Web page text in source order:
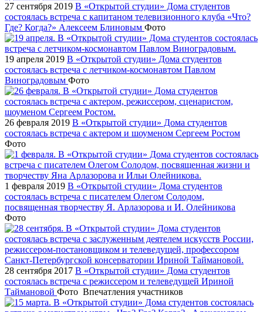
27 сентября 2019 В «Открытой студии» Дома студентов
состоялась встреча с капитаном телевизионного клуба «Что?
Где? Когда?» Алексеем Блиновым Фото
19 апреля 2019 В «Открытой студии» Дома студентов
состоялась встреча с летчиком-космонавтом Павлом
Виноградовым Фото
26 февраля 2019 В «Открытой студии» Дома студентов
состоялась встреча с актером и шоуменом Сергеем Ростом
Фото
1 февраля 2019 В «Открытой студии» Дома студентов
состоялась встреча с писателем Олегом Солодом,
посвященная творчеству Я. Арлазорова и И. Олейникова
Фото
28 сентября 2017 В «Открытой студии» Дома студентов
состоялась встреча с режиссером и телеведущей Ириной
Таймановой Фото Впечатления участников